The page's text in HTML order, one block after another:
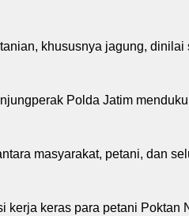
khususnya jagung, dinilai
Polda Jatim
masyarakat, petani, dan
kerja keras para petani